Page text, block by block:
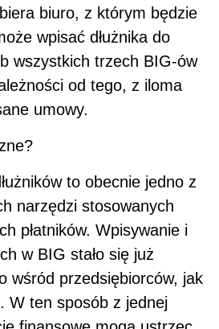
biuro, z którym będzie
wpisać dłużnika do
wszystkich trzech BIG-ów
od tego, z iloma
umowy.
to obecnie jedno z
narzędzi stosowanych
płatników. Wpisywanie i
w BIG stało się już
wśród przedsiębiorców, jak
W ten sposób z jednej